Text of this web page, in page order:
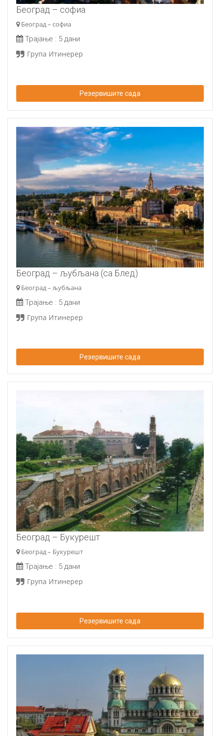
Београд – софиа
Београд – софиа
Трајање : 5 дани
Група Итинерер
Резервишите сада
Београд – љубљана (са Блед)
Београд – љубљана
Трајање : 5 дани
Група Итинерер
Резервишите сада
Београд – Букурешт
Београд – Букурешт
Трајање : 5 дани
Група Итинерер
Резервишите сада